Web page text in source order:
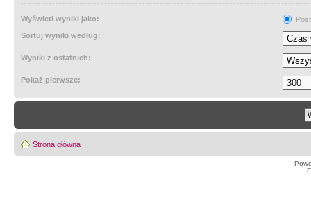
Wyświetl wyniki jako:
Sortuj wyniki według:
Wyniki z ostatnich:
Pokaż pierwsze:
Strona główna